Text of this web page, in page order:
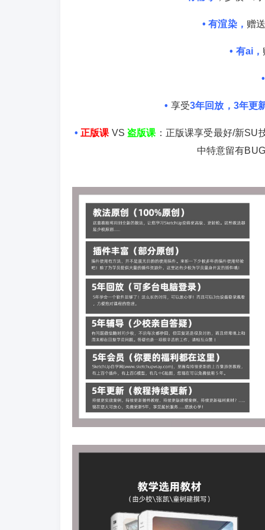
• 有渲染， 赠
• 有ai，
• 享受3年回放，3年更
• 正版课 VS盗版课 ：正版课享受最好/新
中特意留有